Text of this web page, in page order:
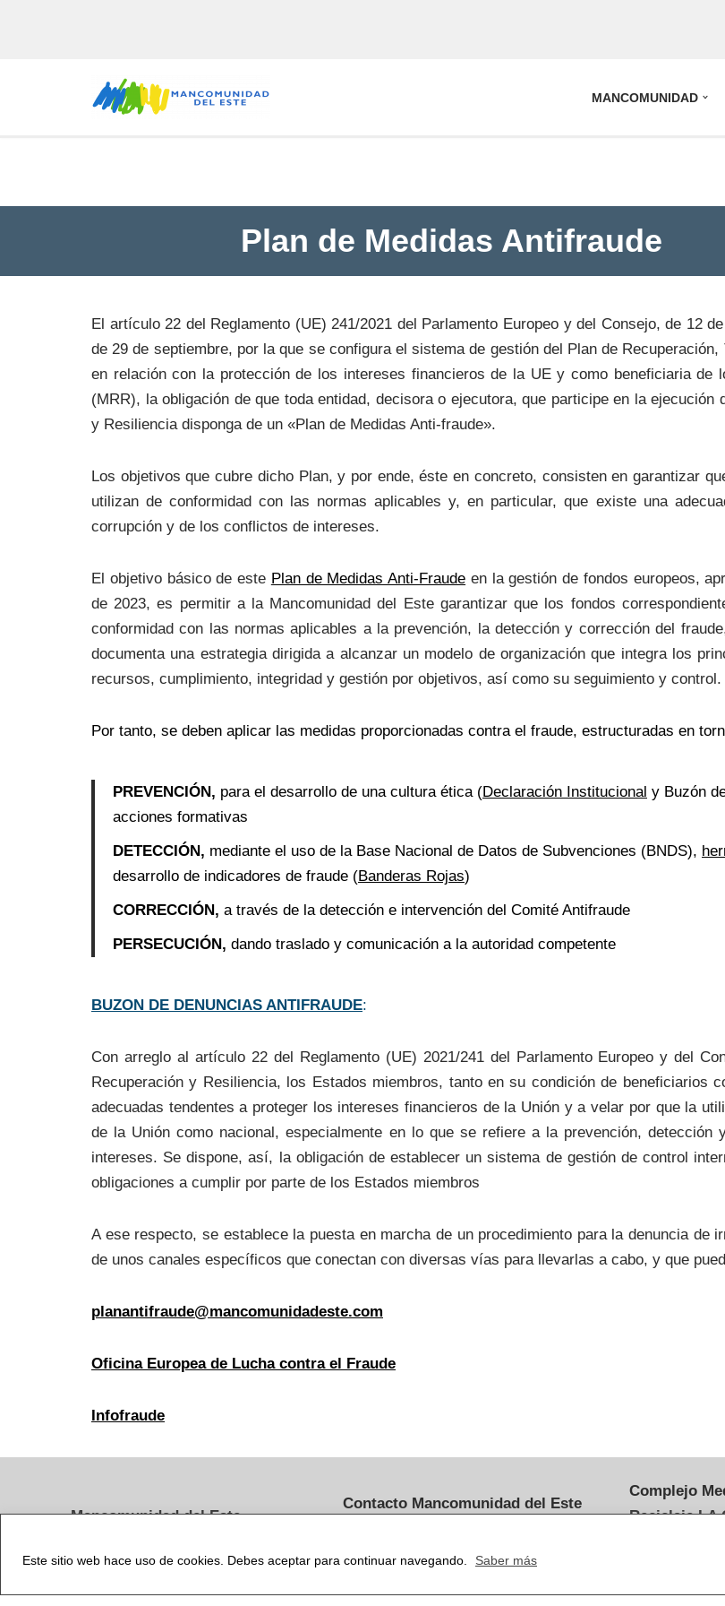
Este sitio web hace uso de cookies. Debes aceptar para continuar navegando. Saber más
MANCOMUNIDAD
Plan de Medidas Antifraude
El artículo 22 del Reglamento (UE) 241/2021 del Parlamento Europeo y del Consejo, de 12
de 29 de septiembre, por la que se configura el sistema de gestión del Plan de
en relación con la protección de los intereses financieros de la UE y como beneficiaria de
(MRR), la obligación de que toda entidad, decisora o ejecutora, que participe en la
y Resiliencia disponga de un «Plan de Medidas Anti-fraude».
Los objetivos que cubre dicho Plan, y por ende, éste en concreto, consisten en garantizar
utilizan de conformidad con las normas aplicables y, en particular, que existe una
corrupción y de los conflictos de intereses.
El objetivo básico de este Plan de Medidas Anti-Fraude en la gestión de fondos europeos,
de 2023, es permitir a la Mancomunidad del Este garantizar que los fondos
conformidad con las normas aplicables a la prevención, la detección y corrección del
documenta una estrategia dirigida a alcanzar un modelo de organización que integra los
recursos, cumplimiento, integridad y gestión por objetivos, así como su seguimiento y control.
Por tanto, se deben aplicar las medidas proporcionadas contra el fraude, estructuradas en
PREVENCIÓN, para el desarrollo de una cultura ética (Declaración Institucional y Buzón
acciones formativas
DETECCIÓN, mediante el uso de la Base Nacional de Datos de Subvenciones (BNDS),
desarrollo de indicadores de fraude (Banderas Rojas)
CORRECCIÓN, a través de la detección e intervención del Comité Antifraude
PERSECUCIÓN, dando traslado y comunicación a la autoridad competente
BUZON DE DENUNCIAS ANTIFRAUDE:
Con arreglo al artículo 22 del Reglamento (UE) 2021/241 del Parlamento Europeo y del
Recuperación y Resiliencia, los Estados miembros, tanto en su condición de beneficiarios
adecuadas tendentes a proteger los intereses financieros de la Unión y a velar por que la
de la Unión como nacional, especialmente en lo que se refiere a la prevención,
intereses. Se dispone, así, la obligación de establecer un sistema de gestión de control
obligaciones a cumplir por parte de los Estados miembros
A ese respecto, se establece la puesta en marcha de un procedimiento para la denuncia de
de unos canales específicos que conectan con diversas vías para llevarlas a cabo, y que
planantifraude@mancomunidadeste.com
Oficina Europea de Lucha contra el Fraude
Infofraude
Mancomunidad del Este
28801, Alcalá de Henares, Madrid
Contacto Mancomunidad del Este
administracion@mancomunidadeste.c
Complejo
Reciclaje LA
28890,